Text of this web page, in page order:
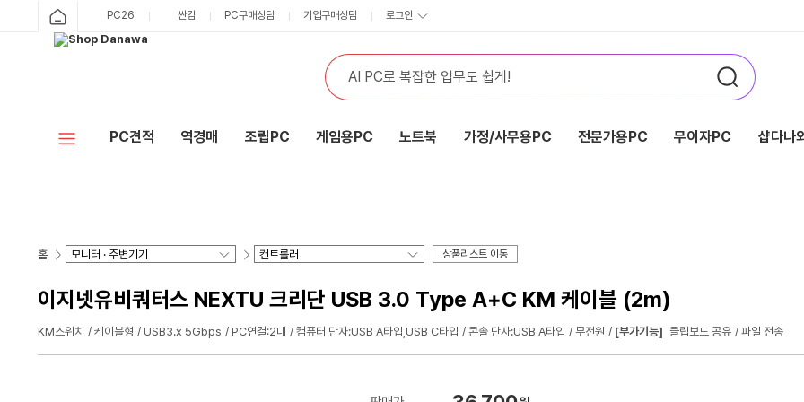
PC26 싼컴 PC구매상담 기업구매상담 로그인
PC견적 역경매 조립PC 게임용PC 노트북 가정/사무용PC 전문가용PC 무이자PC 샵다나
홈 상품리스트 이동
이지넷유비쿼터스 NEXTU 크리단 USB 3.0 Type A+C KM 케이블 (2m)
KM스위치 케이블형 USB3.x 5Gbps PC연결:2대 컴퓨터 단자:USB A타입,USB C타입 콘솔 단자:USB A타입 무전원 [부가기능] 클립보드 공유 파일 전송